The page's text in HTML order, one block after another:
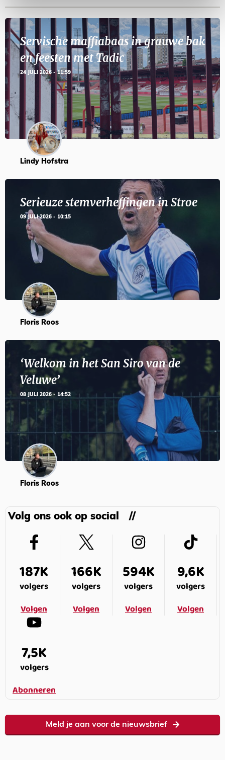
Servische maffiabaas in grauwe bak
en feesten met Tadic
24 JULI 2026 - 11:59
Lindy Hofstra
Serieuze stemverheffingen in Stroe
09 JULI 2026 - 10:15
Floris Roos
‘Welkom in het San Siro van de
Veluwe’
08 JULI 2026 - 14:52
Floris Roos
Volg ons ook op social
187K
volgers
Volgen
166K
volgers
Volgen
594K
volgers
Volgen
9,6K
volgers
Volgen
7,5K
volgers
Abonneren
Meld je aan voor de nieuwsbrief